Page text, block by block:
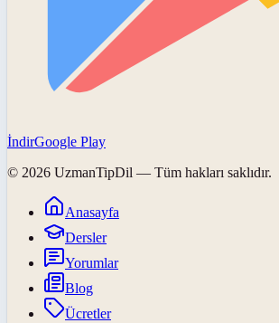
İndirGoogle Play
© 2026 UzmanTipDil — Tüm hakları saklıdır.
Anasayfa
Dersler
Yorumlar
Blog
Ücretler